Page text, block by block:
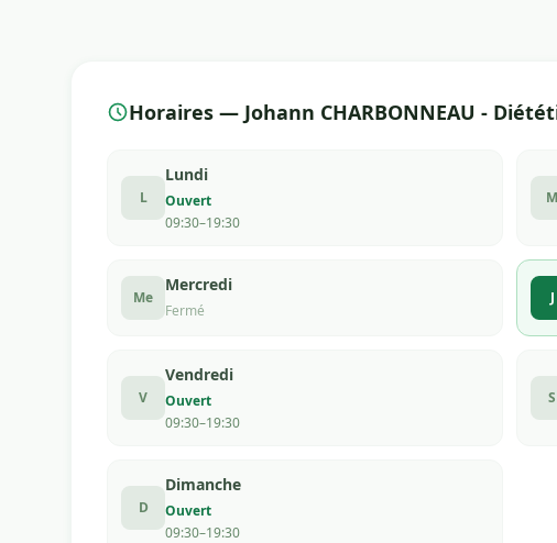
Horaires — Johann CHARBONNEAU -
L
Lundi
Ouvert
09:30–19:30
M
Me
Mercredi
Fermé
J
V
Vendredi
Ouvert
09:30–19:30
S
D
Dimanche
Ouvert
09:30–19:30